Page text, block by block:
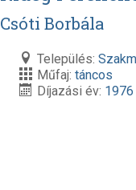
Csóti Borbála
Település:
Műfaj: táncos
Díjazási év: 1976